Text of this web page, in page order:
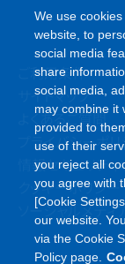
ご利用条件
サイトマップ
よくあるご質問
プライバシーポ
情報セキュリテ
クッキーポリシー
ソーシャルメデ
We use
website, to
social media
share
social media,
may combine it
provided to
use of their
you reject all
you agree with
[Cookie
our website.
via the Cookie
Policy page.